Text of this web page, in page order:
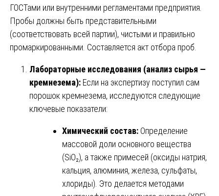
ГОСТами или внутренними регламентами предприятия.
Пробы должны быть представительными
(соответствовать всей партии), чистыми и правильно
промаркированными. Составляется акт отбора проб.
Лабораторные исследования (анализ сырья —
кремнезема): Если на экспертизу поступил сам
порошок кремнезема, исследуются следующие
ключевые показатели:
Химический состав: Определение
массовой доли основного вещества
(SiO₂), а также примесей (оксиды натрия,
кальция, алюминия, железа, сульфаты,
хлориды). Это делается методами